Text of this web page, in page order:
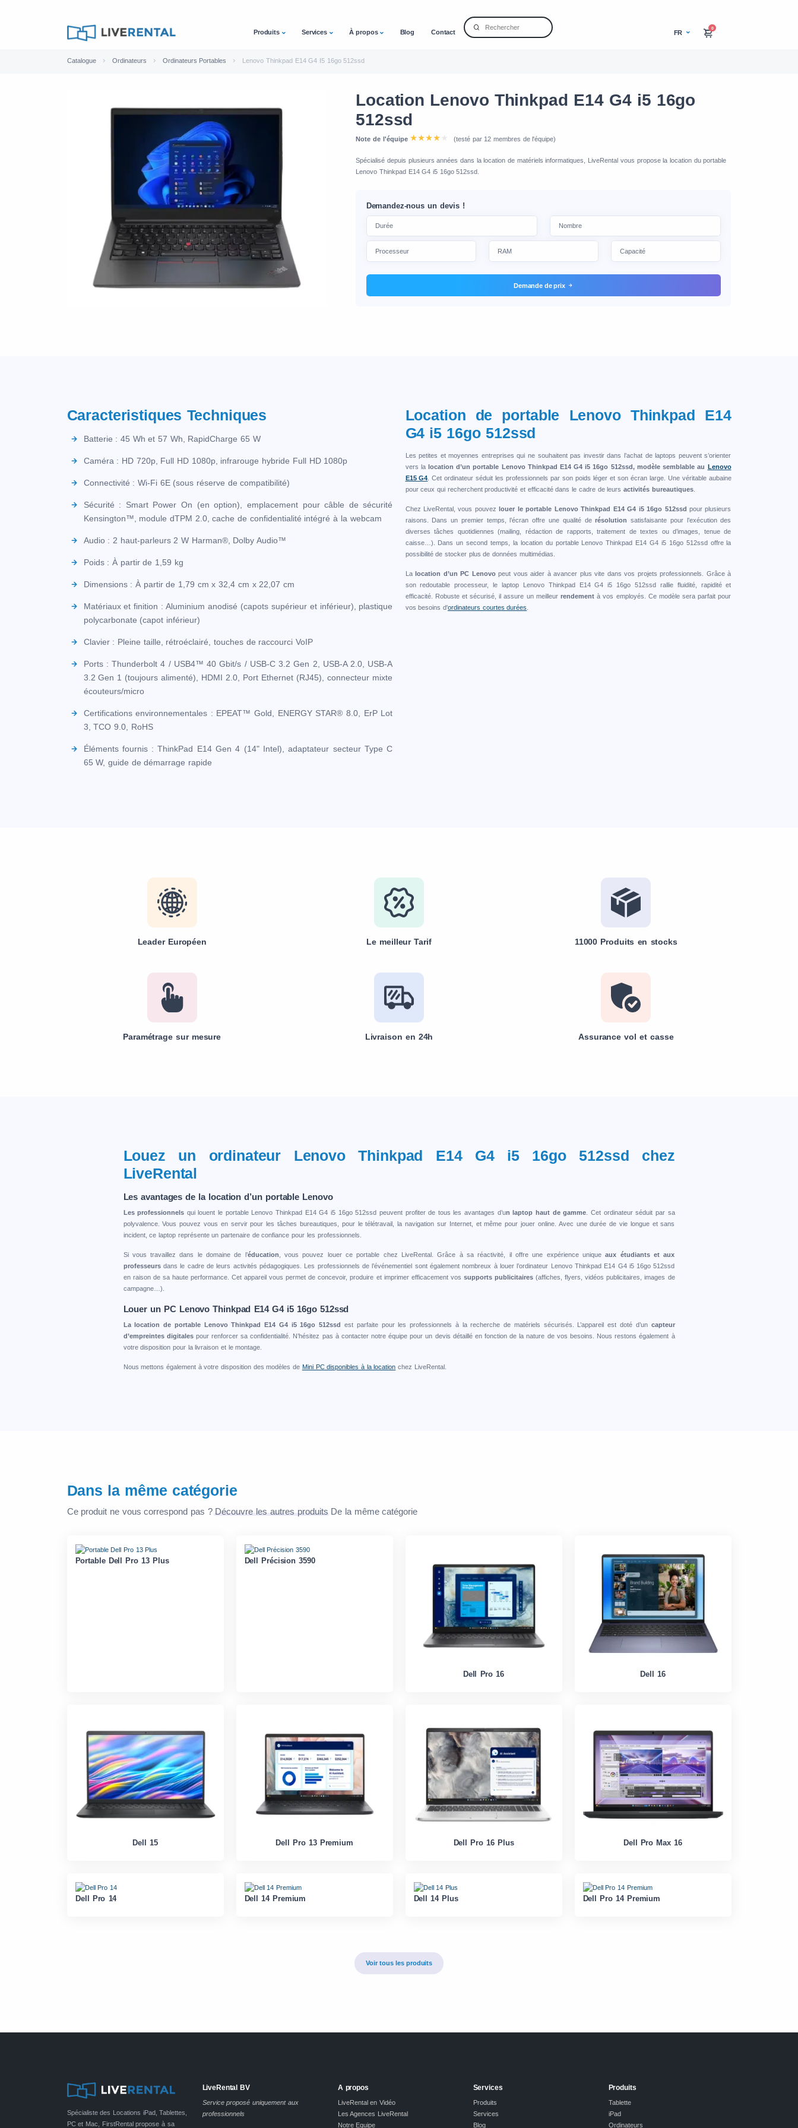
Produits Services À propos Blog Contact FR
0
Catalogue Ordinateurs Ordinateurs Portables Lenovo Thinkpad E14 G4 I5 16go 512ssd
Location Lenovo Thinkpad E14 G4 i5 16go
512ssd
Note de l'équipe (testé par 12 membres de l'équipe)
Spécialisé depuis plusieurs années dans la location de matériels informatiques, LiveRental vous propose la location du portable
Lenovo Thinkpad E14 G4 i5 16go 512ssd.
Demandez-nous un devis !
Demande de prix
Caracteristiques Techniques
Batterie : 45 Wh et 57 Wh, RapidCharge 65 W
Caméra : HD 720p, Full HD 1080p, infrarouge hybride Full HD 1080p
Connectivité : Wi-Fi 6E (sous réserve de compatibilité)
Sécurité : Smart Power On (en option), emplacement pour câble de sécurité
Kensington™, module dTPM 2.0, cache de confidentialité intégré à la webcam
Audio : 2 haut-parleurs 2 W Harman®, Dolby Audio™
Poids : À partir de 1,59 kg
Dimensions : À partir de 1,79 cm x 32,4 cm x 22,07 cm
Matériaux et finition : Aluminium anodisé (capots supérieur et inférieur), plastique
polycarbonate (capot inférieur)
Clavier : Pleine taille, rétroéclairé, touches de raccourci VoIP
Ports : Thunderbolt 4 / USB4™ 40 Gbit/s / USB-C 3.2 Gen 2, USB-A 2.0, USB-A
3.2 Gen 1 (toujours alimenté), HDMI 2.0, Port Ethernet (RJ45), connecteur mixte
écouteurs/micro
Certifications environnementales : EPEAT™ Gold, ENERGY STAR® 8.0, ErP Lot
3, TCO 9.0, RoHS
Éléments fournis : ThinkPad E14 Gen 4 (14" Intel), adaptateur secteur Type C
65 W, guide de démarrage rapide
Location de portable Lenovo Thinkpad E14
G4 i5 16go 512ssd
Les petites et moyennes entreprises qui ne souhaitent pas investir dans l’achat de laptops peuvent s’orienter
vers la location d’un portable Lenovo Thinkpad E14 G4 i5 16go 512ssd, modèle semblable au
Lenovo
E15 G4. Cet ordinateur séduit les professionnels par son poids léger et son écran large. Une véritable aubaine
pour ceux qui recherchent productivité et efficacité dans le cadre de leurs activités bureautiques.
Chez LiveRental, vous pouvez louer le portable Lenovo Thinkpad E14 G4 i5 16go 512ssdpour plusieurs
raisons. Dans un premier temps, l’écran offre une qualité derésolution satisfaisante pour l’exécution des
diverses tâches quotidiennes (mailing, rédaction de rapports, traitement de textes ou d’images, tenue de
caisse…). Dans un second temps, la location du portable Lenovo Thinkpad E14 G4 i5 16go 512ssd offre la
possibilité de stocker plus de données multimédias.
La location d’un PC Lenovopeut vous aider à avancer plus vite dans vos projets professionnels. Grâce à
son redoutable processeur, le laptop Lenovo Thinkpad E14 G4 i5 16go 512ssd rallie fluidité, rapidité et
efficacité. Robuste et sécurisé, il assure un meilleur rendement à vos employés. Ce modèle sera parfait pour
vos besoins d'ordinateurs courtes durées.
Leader Européen Le meilleur Tarif 11000 Produits en stocks
Paramétrage sur mesure Livraison en 24h Assurance vol et casse
Louez un ordinateur Lenovo Thinkpad E14 G4 i5 16go 512ssd chez
LiveRental
Les avantages de la location d’un portable Lenovo
Les professionnels qui louent le portable Lenovo Thinkpad E14 G4 i5 16go 512ssd peuvent profiter de tous les avantages d’un laptop haut de gamme. Cet ordinateur séduit par sa
polyvalence. Vous pouvez vous en servir pour les tâches bureautiques, pour le télétravail, la navigation sur Internet, et même pour jouer online. Avec une durée de vie longue et sans
incident, ce laptop représente un partenaire de confiance pour les professionnels.
Si vous travaillez dans le domaine de l’éducation, vous pouvez louer ce portable chez LiveRental. Grâce à sa réactivité, il offre une expérience uniqueaux étudiants et aux
professeurs dans le cadre de leurs activités pédagogiques. Les professionnels de l’événementiel sont également nombreux à louer l’ordinateur Lenovo Thinkpad E14 G4 i5 16go 512ssd
en raison de sa haute performance. Cet appareil vous permet de concevoir, produire et imprimer efficacement vos supports publicitaires(affiches, flyers, vidéos publicitaires, images de
campagne…).
Louer un PC Lenovo Thinkpad E14 G4 i5 16go 512ssd
La location de portable Lenovo Thinkpad E14 G4 i5 16go 512ssd est parfaite pour les professionnels à la recherche de matériels sécurisés. L’appareil est doté d’un capteur
d’empreintes digitalespour renforcer sa confidentialité. N’hésitez pas à contacter notre équipe pour un devis détaillé en fonction de la nature de vos besoins. Nous restons également à
votre disposition pour la livraison et le montage.
Nous mettons également à votre disposition des modèles de Mini PC disponibles à la location chez LiveRental.
Dans la même catégorie
Ce produit ne vous correspond pas ? Découvre les autres produits De la même catégorie
Portable Dell Pro 13 Plus Dell Précision 3590
Dell Pro 16 Dell 16
Dell 15 Dell Pro 13 Premium Dell Pro 16 Plus Dell Pro Max 16
Dell Pro 14 Dell 14 Premium Dell 14 Plus Dell Pro 14 Premium
Voir tous les produits
Spécialiste des Locations iPad, Tablettes,
PC et Mac, FirstRental propose à sa
LiveRental BV
Service proposé uniquement aux
professionnels
A propos
LiveRental en Vidéo
Les Agences LiveRental
Notre Equipe
Services
Produits
Services
Blog
Produits
Tablette
iPad
Ordinateurs